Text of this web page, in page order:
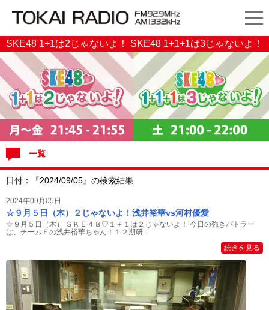
SKE48 1+1は2じゃないよ！ SKE48 1+1+1は3じゃないよ！
一覧
日付：『2024/09/05』の検索結果
2024年09月05日
☆９月５日（木）２じゃないよ！浅井裕華vs河村優愛
☆９月５日（木） ＳＫＥ４８♡１＋１は２じゃないよ！ 今日の強きバトラー
は、チームＥの浅井裕華ちゃん！１２期研...
続きを見る